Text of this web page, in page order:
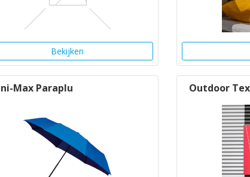
Bekijken
Max Paraplu Outdoor